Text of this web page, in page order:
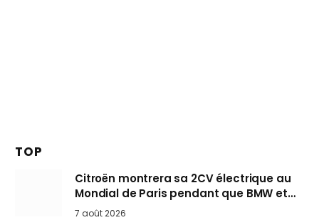
TOP
Citroën montrera sa 2CV électrique au
Mondial de Paris pendant que BMW et
Mini désertent le salon
7 août 2026